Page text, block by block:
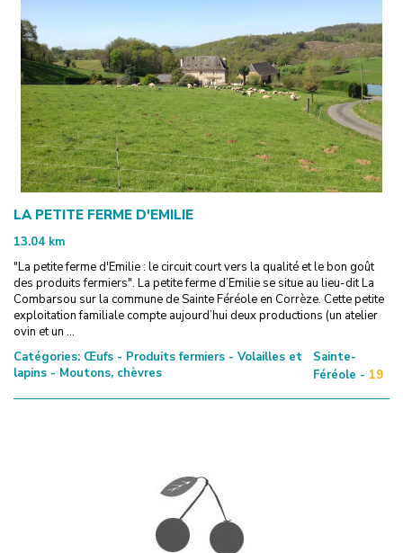
LA PETITE FERME D'EMILIE
13.04 km
"La petite ferme d'Emilie : le circuit court vers la qualité et le bon goût
des produits fermiers". La petite ferme d’Emilie se situe au lieu-dit La
Combarsou sur la commune de Sainte Féréole en Corrèze. Cette petite
exploitation familiale compte aujourd’hui deux productions (un atelier
ovin et un ...
Catégories: Œufs - Produits fermiers - Volailles et
lapins - Moutons, chèvres
Sainte-
Féréole - 19